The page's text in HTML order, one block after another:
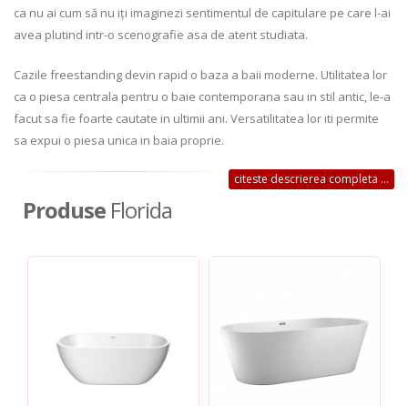
ca nu ai cum să nu iți imaginezi sentimentul de capitulare pe care l-ai
avea plutind intr-o scenografie asa de atent studiata.
Cazile freestanding devin rapid o baza a baii moderne. Utilitatea lor
ca o piesa centrala pentru o baie contemporana sau in stil antic, le-a
facut sa fie foarte cautate in ultimii ani. Versatilitatea lor iti permite
sa expui o piesa unica in baia proprie.
citeste descrierea completa ...
Produse Florida